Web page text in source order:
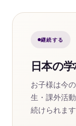
継続する
日本の
お子様は今
生・課外活
続けられます